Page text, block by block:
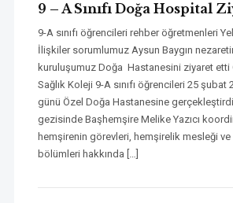
9 – A Sınıfı Doğa Hospital
9-A sınıfı öğrencileri rehber öğretmenleri
İlişkiler sorumlumuz Aysun Baygın
kuruluşumuz Doğa Hastanesini ziyaret etti
Sağlık Koleji 9-A sınıfı öğrencileri 25 şubat
günü Özel Doğa Hastanesine
gezisinde Başhemşire Melike Yazıcı
hemşirenin görevleri, hemşirelik mesleği
bölümleri hakkında […]